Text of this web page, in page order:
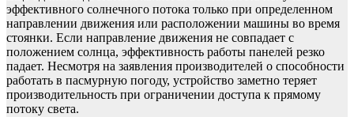
эффективного солнечного потока только при определенном
направлении движения или расположении машины во время
стоянки. Если направление движения не совпадает с
положением солнца, эффективность работы панелей резко
падает. Несмотря на заявления производителей о способности
работать в пасмурную погоду, устройство заметно теряет
производительность при ограничении доступа к прямому
потоку света.